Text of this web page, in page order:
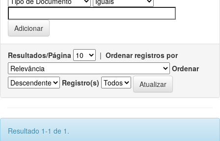
Resultados/Página | Ordenar registros por
Ordenar
Registro(s)
Resultado 1-1 de 1.